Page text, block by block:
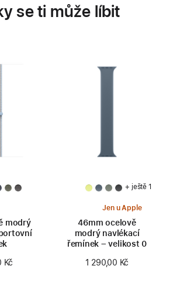
se ti může líbit
modrý
Kč
+ ještě 1
Jen u Apple
46mm ocelově
modrý navlékací
řemínek – velikost 0
1 290,00 Kč